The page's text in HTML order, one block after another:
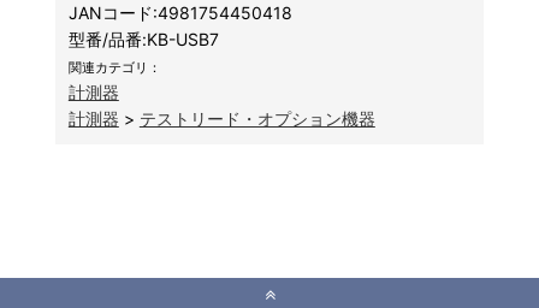
JANコード:4981754450418
型番/品番:KB-USB7
関連カテゴリ：
計測器
計測器 > テストリード・オプション機器